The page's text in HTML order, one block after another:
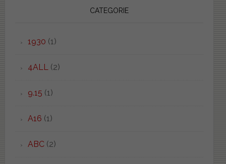
CATEGORIE
1930 (1)
4ALL (2)
9.15 (1)
A16 (1)
ABC(2)